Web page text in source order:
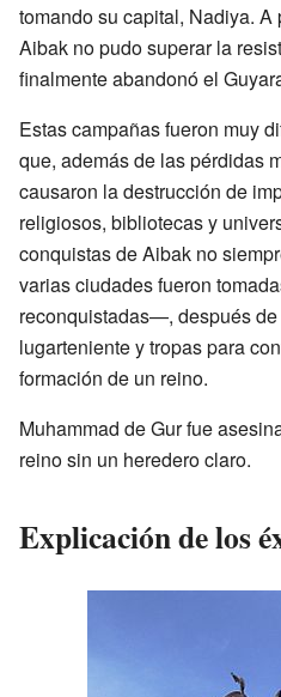
tomando su capital, Nadiya. A
Aibak no pudo superar la
finalmente abandonó el
Estas campañas fueron muy
que, además de las pérdidas
causaron la destrucción de
religiosos, bibliotecas y
conquistas de Aibak no
varias ciudades fueron
reconquistadas—, después
lugarteniente y tropas para
formación de un reino.
Muhammad de Gur fue
reino sin un heredero claro.
Explicación de los